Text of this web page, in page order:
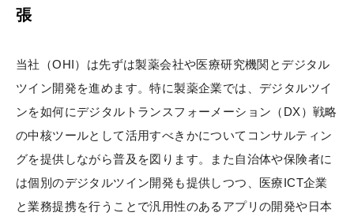
張
当社（OHI）は先ずは製薬会社や医療研究機関とデジタル
ツイン開発を進めます。特に製薬企業では、デジタルツイ
ンを如何にデジタルトランスフォーメーション（DX）戦略
の中核ツールとして活用すべきかについてコンサルティン
グを提供しながら普及を図ります。また自治体や保険者に
は個別のデジタルツイン開発も提供しつつ、医療ICT企業
と業務提携を行うことで汎用性のあるアプリの開発や日本